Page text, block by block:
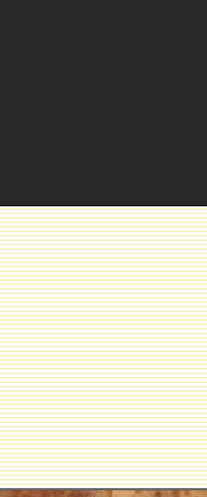
PlaćanjePrivatnost